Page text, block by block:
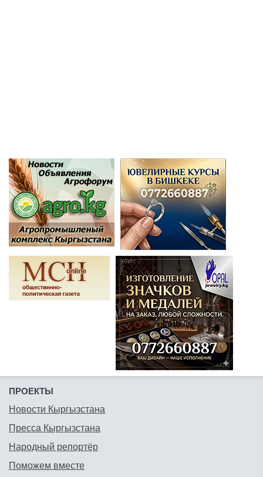
ПРОЕКТЫ
Новости Кыргызстана
Пресса Кыргызстана
Народный репортёр
Поможем вместе